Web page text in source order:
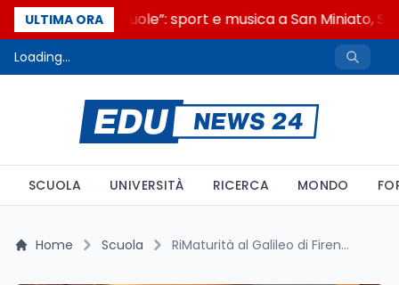
ULTIMA ORA
“Noi siamo le Scuole”: sport e musica a San Miniato,
Loading...
SCUOLA UNIVERSITÀ RICERCA MONDO
Home Scuola RiMaturità al Galileo di Firenze: la versione di latino e greco per chi ha già la maturità